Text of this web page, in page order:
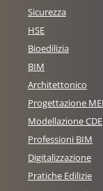
Sicurezza
HSE
Bioedilizia
BIM
Architettonico
Progettazione
Modellazione CDE
Professioni BIM
Digitalizzazione
Pratiche Edilizie